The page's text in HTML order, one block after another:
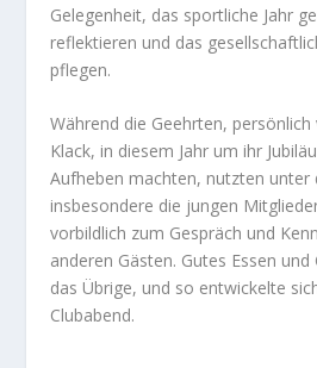
Gelegenheit, das sportliche Jahr
reflektieren und das
pflegen.
Während die Geehrten,
Klack, in diesem Jahr um ihr
Aufheben machten, nutzten unter
insbesondere die jungen
vorbildlich zum Gespräch und
anderen Gästen. Gutes Essen
das Übrige, und so entwickelte
Clubabend.